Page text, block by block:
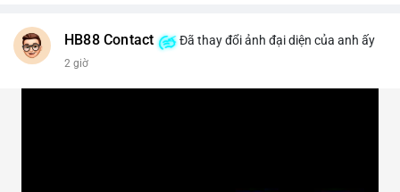
HB88 Contact Đã thay đổi ảnh đại diện của anh ấy
2 giờ